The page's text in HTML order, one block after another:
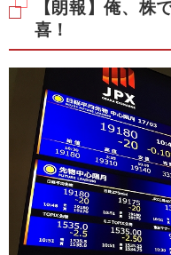
【朗報】俺、株
喜！